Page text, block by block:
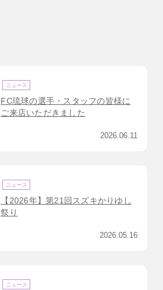
ニュース
FC琉球の選手・スタッフの皆様に
ご来店いただきました
2026.06.11
ニュース
【2026年】第21回スズキかりゆし
祭り
2026.05.16
ニュース